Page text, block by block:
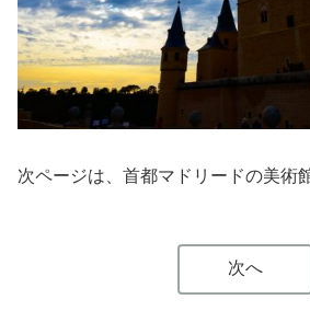
次ページは、首都マドリードの美術
次へ